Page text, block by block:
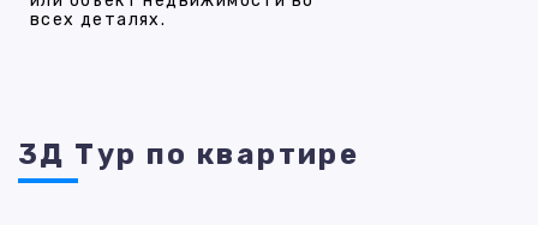
всех деталях.
3Д Тур по квартире